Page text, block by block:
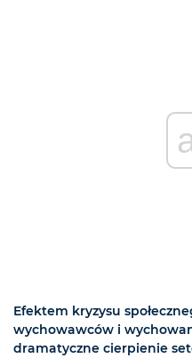
Efektem kryzysu
wychowawców i
dramatyczne cierpienie